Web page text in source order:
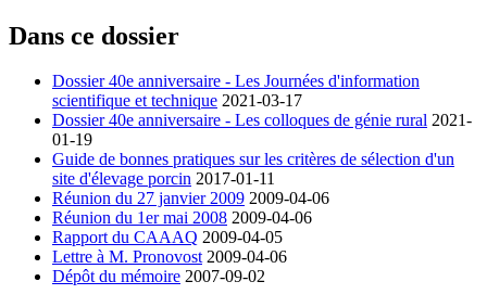
Dans ce dossier
Dossier 40e anniversaire - Les Journées d'information
scientifique et technique 2021-03-17
Dossier 40e anniversaire - Les colloques de génie rural 2021-
01-19
Guide de bonnes pratiques sur les critères de sélection d'un
site d'élevage porcin 2017-01-11
Réunion du 27 janvier 2009 2009-04-06
Réunion du 1er mai 2008 2009-04-06
Rapport du CAAAQ 2009-04-05
Lettre à M. Pronovost 2009-04-06
Dépôt du mémoire 2007-09-02